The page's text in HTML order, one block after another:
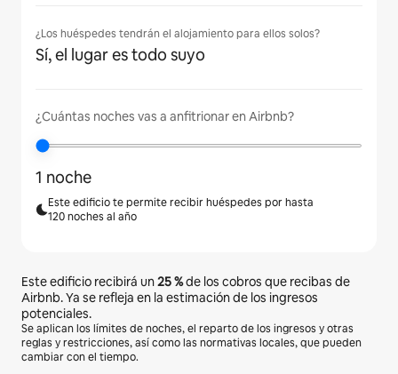
¿Los huéspedes tendrán el alojamiento para ellos solos?
Sí, el lugar es todo suyo
¿Cuántas noches vas a anfitrionar en Airbnb?
1 noche
Este edificio te permite recibir huéspedes por hasta
120 noches al año
Este edificio recibirá un25 %de los cobros que recibas de
Airbnb. Ya se refleja en la estimación de los ingresos
potenciales.
Se aplican los límites de noches, el reparto de los ingresos y otras
reglas y restricciones, así como las normativas locales, que pueden
cambiar con el tiempo.